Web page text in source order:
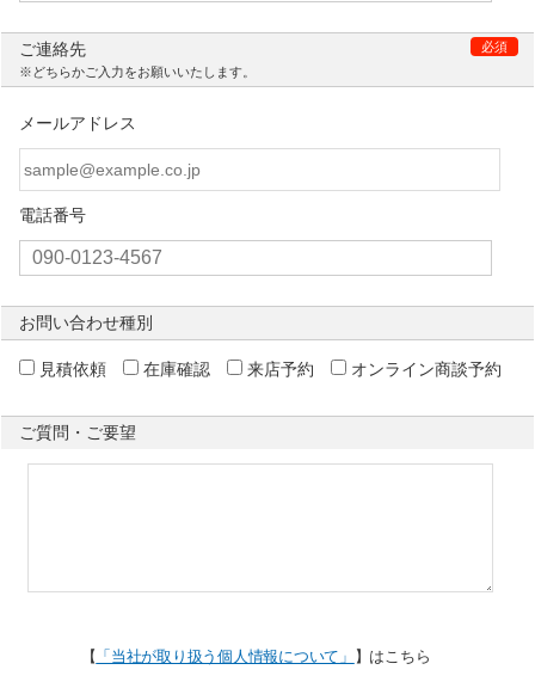
ご連絡先
必須
※どちらかご入力をお願いいたします。
メールアドレス
電話番号
お問い合わせ種別
見積依頼 在庫確認 来店予約 オンライン商談予約
ご質問・ご要望
【 「当社が取り扱う個人情報について」 】はこちら